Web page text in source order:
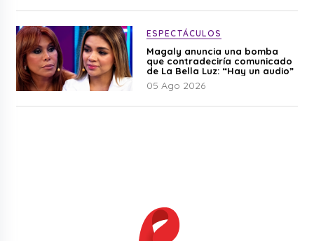
ESPECTÁCULOS
Magaly anuncia una bomba
que contradeciría comunicado
de La Bella Luz: “Hay un audio”
05 Ago 2026